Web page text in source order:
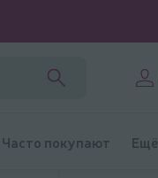
Часто покупают Ещё